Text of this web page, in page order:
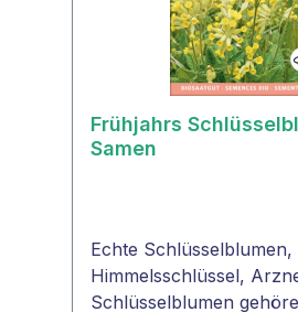
Frühjahrs
Samen
Echte Schlüsselblumen,
Himmelsschlüssel,
Schlüsselblumen